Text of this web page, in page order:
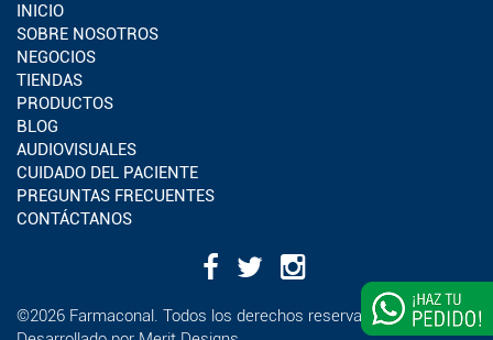
INICIO
SOBRE NOSOTROS
NEGOCIOS
TIENDAS
PRODUCTOS
BLOG
AUDIOVISUALES
CUIDADO DEL PACIENTE
PREGUNTAS FRECUENTES
CONTÁCTANOS
¿Deseas
©2026 Farmaconal. Todos los derechos reservados